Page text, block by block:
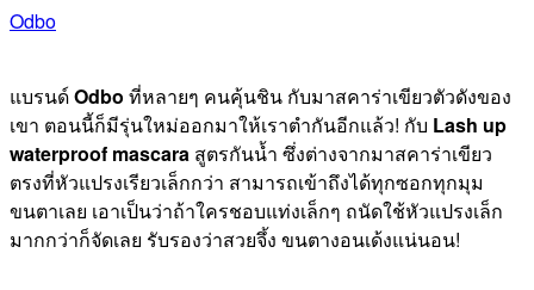
Odbo
แบรนด์Odbo ที่หลายๆ คนคุ้นชิน กับมาสคาร่าเขียวตัวดังของ
เขา ตอนนี้ก็มีรุ่นใหม่ออกมาให้เราตำกันอีกแล้ว! กับ Lash up
waterproof mascara สูตรกันน้ำ ซึ่งต่างจากมาสคาร่าเขียว
ตรงที่หัวแปรงเรียวเล็กกว่า สามารถเข้าถึงได้ทุกซอกทุกมุม
ขนตาเลย เอาเป็นว่าถ้าใครชอบแท่งเล็กๆ ถนัดใช้หัวแปรงเล็ก
มากกว่าก็จัดเลย รับรองว่าสวยจึ้ง ขนตางอนเด้งแน่นอน!